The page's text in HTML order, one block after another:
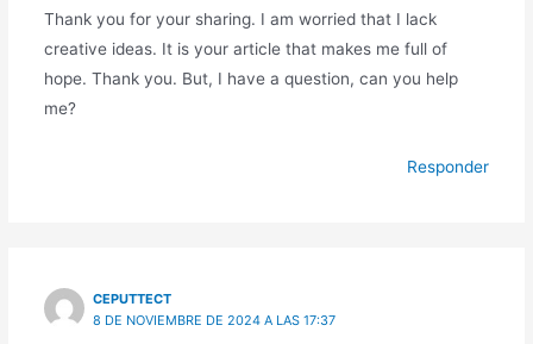
Thank you for your sharing. I am worried that I lack
creative ideas. It is your article that makes me full of
hope. Thank you. But, I have a question, can you help
me?
Responder
CEPUTTECT
8 DE NOVIEMBRE DE 2024 A LAS 17:37